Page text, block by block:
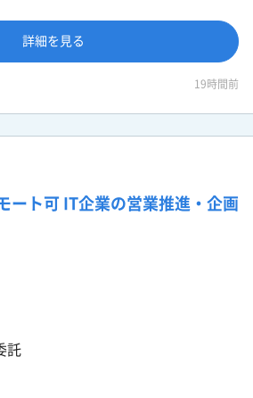
詳細を見る
19時間前
ート可 IT企業の営業推進・企画
託